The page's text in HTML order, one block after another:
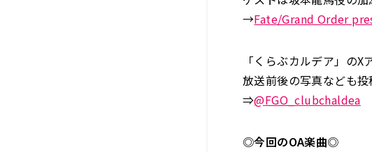
→Fate/Grand Order
「くらぶカルデア」のX
放送前後の写真なども投
⇒@FGO_clubchaldea
◎今回のOA楽曲◎